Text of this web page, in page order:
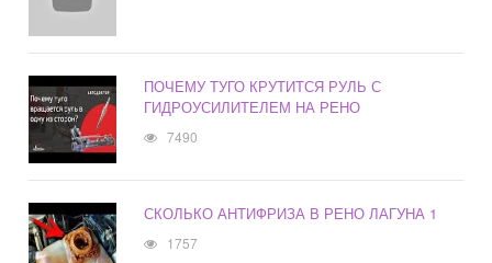
ПОЧЕМУ ТУГО КРУТИТСЯ РУЛЬ С
ГИДРОУСИЛИТЕЛЕМ НА РЕНО
7490
СКОЛЬКО АНТИФРИЗА В РЕНО ЛАГУНА 1
1757